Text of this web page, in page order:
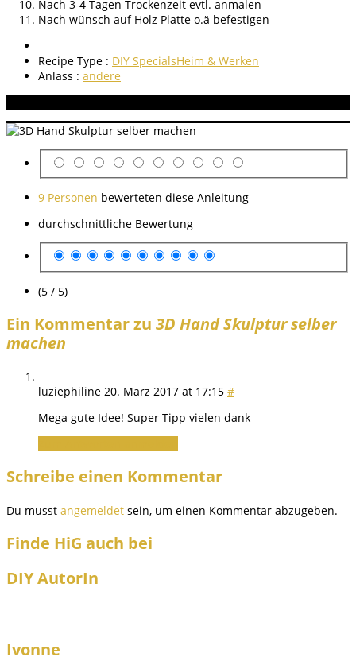
Nach 3-4 Tagen Trockenzeit evtl. anmalen
Nach wünsch auf Holz Platte o.ä befestigen
Recipe Type : DIY SpecialsHeim & Werken
Anlass : andere
9 Personen bewerteten diese Anleitung
durchschnittliche Bewertung
(5 / 5)
Ein Kommentar zu 3D Hand Skulptur selber
machen
luziephiline 20. März 2017 at 17:15 #
Mega gute Idee! Super Tipp vielen dank
Schreibe einen Kommentar
Du musst angemeldet sein, um einen Kommentar abzugeben.
Finde HiG auch bei
DIY AutorIn
Ivonne